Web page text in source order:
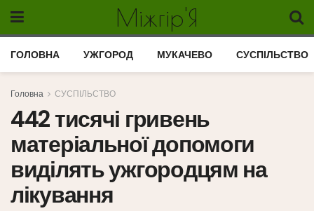
Міжгір'Я
ГОЛОВНА УЖГОРОД МУКАЧЕВО СУСПІЛЬСТВО
Головна СУСПІЛЬСТВО
442 тисячі гривень
матеріальної допомоги
виділять ужгородцям на
лікування